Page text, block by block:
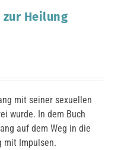
zur Heilung
mit seiner sexuellen
wurde. In dem Buch
auf dem Weg in die
mit Impulsen.